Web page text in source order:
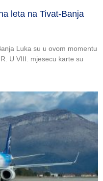
leta na Tivat-Banja
Luka su u ovom momentu
U VIII. mjesecu karte su